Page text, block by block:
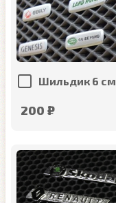
Шильдик 6 см
200 ₽